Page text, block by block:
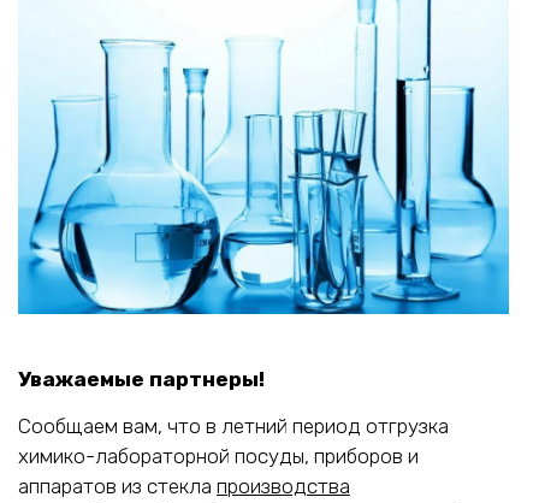
Уважаемые партнеры!
Сообщаем вам, что в летний период отгрузка
химико-лабораторной посуды, приборов и
аппаратов из стекла производства